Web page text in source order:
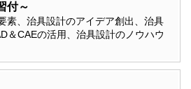
付～
素、治具設計のアイデア創出、治具
＆CAEの活用、治具設計のノウハウ